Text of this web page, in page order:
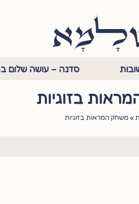
סדנה – עושה שלום
בזוגיות
»משחק המראות בזוגיות